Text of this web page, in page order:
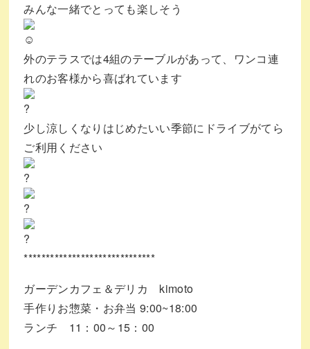
みんな一緒でとっても楽しそう
外のテラスでは4組のテーブルがあって、ワンコ連
れのお客様から喜ばれています
少し涼しくなりはじめたいい季節にドライブがてら
ご利用ください
******************************
ガーデンカフェ＆デリカ kimoto
手作りお惣菜・お弁当 9:00~18:00
ランチ 11：00～15：00